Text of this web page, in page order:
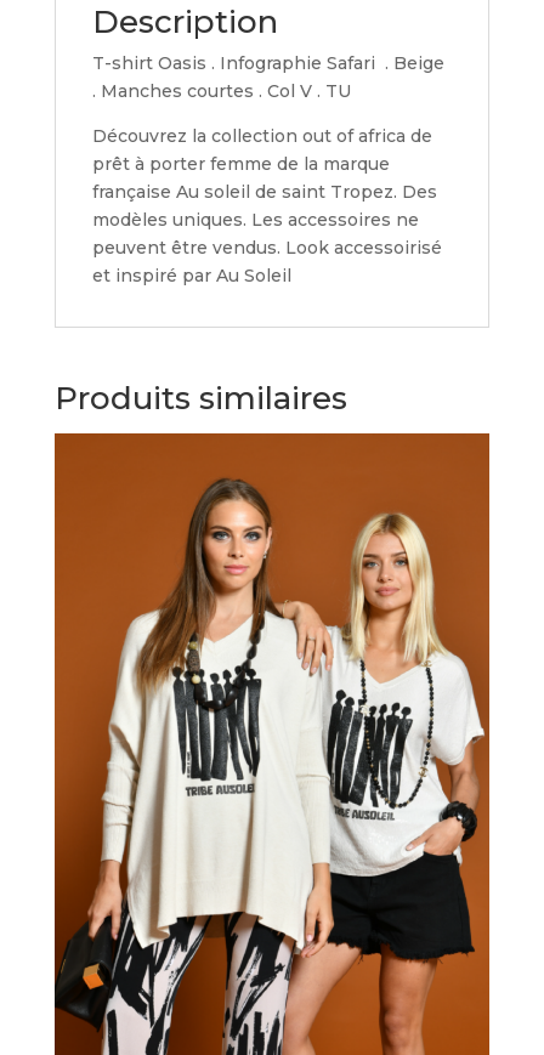
Description
T-shirt Oasis . Infographie Safari . Beige
. Manches courtes . Col V . TU
Découvrez la collection out of africa de
prêt à porter femme de la marque
française Au soleil de saint Tropez. Des
modèles uniques. Les accessoires ne
peuvent être vendus. Look accessoirisé
et inspiré par Au Soleil
Produits similaires